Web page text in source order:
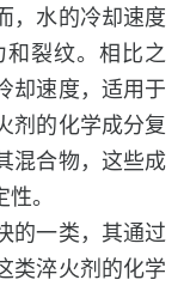
，水的冷却速度
和裂纹。相比之
却速度，适用于
剂的化学成分复
混合物，这些成
。
的一类，其通过
类淬火剂的化学